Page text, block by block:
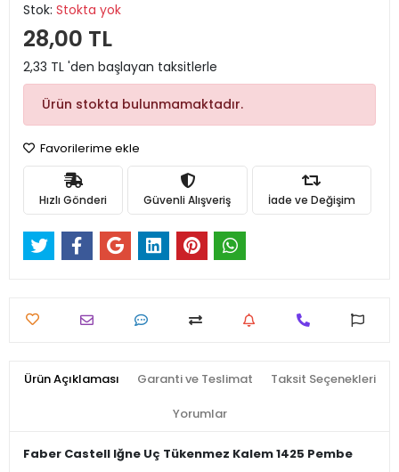
Stok: Stokta yok
28,00 TL
2,33 TL 'den başlayan taksitlerle
Ürün stokta bulunmamaktadır.
Favorilerime ekle
Hızlı Gönderi Güvenli Alışveriş İade ve Değişim
Ürün Açıklaması Garanti ve Teslimat Taksit Seçenekleri
Yorumlar
Faber Castell Iğne Uç Tükenmez Kalem 1425 Pembe